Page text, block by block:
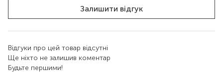
Залишити відгук
Відгуки про цей товар відсутні
Ще ніхто не залишив коментар
Будьте першими!